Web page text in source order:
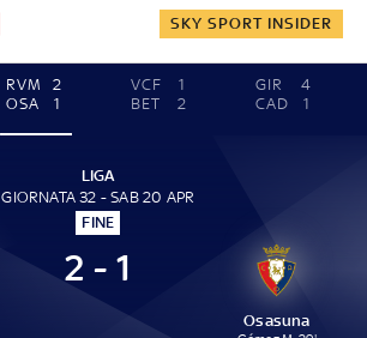
SKY SPORT INSIDER
RVM
2
OSA
1
VCF
1
BET
2
GIR
4
CAD
1
LIGA
GIORNATA 32 - SAB 20 APR
FINE
2 - 1
Osasuna